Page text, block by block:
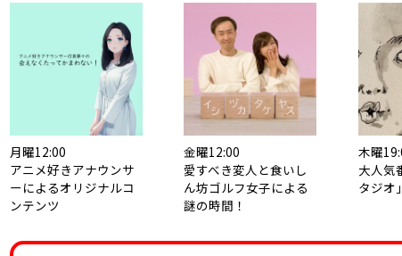
月曜12:00
アニメ好きアナウンサ
ーによるオリジナルコ
ンテンツ
金曜12:00
愛すべき変人と食いし
ん坊ゴルフ女子による
謎の時間！
木曜
大人気
タジオ